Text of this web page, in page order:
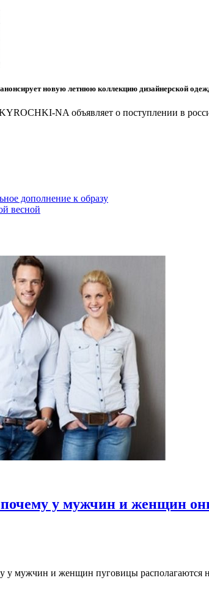
новую летнюю коллекцию дизайнерской
NA объявляет о поступлении в
дополнение к образу
весной
у мужчин и женщин
у мужчин и женщин пуговицы